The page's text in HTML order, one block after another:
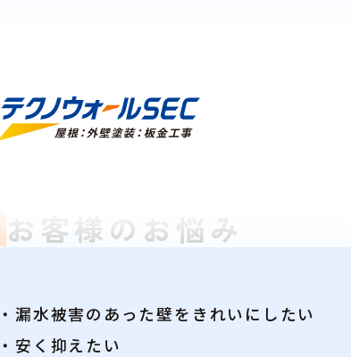
お客様のお悩み
・漏水被害のあった壁をきれいにしたい
・安く抑えたい